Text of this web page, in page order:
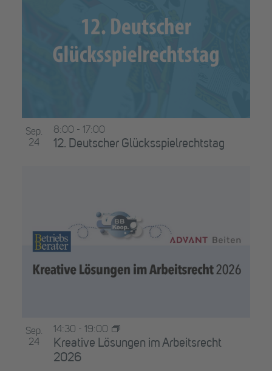
Sep.
24
12. Deutscher Glücksspielrechtstag
8:00 - 17:00
Sep.
24
Kreative Lösungen im Arbeitsrecht
2026
14:30 - 19:00